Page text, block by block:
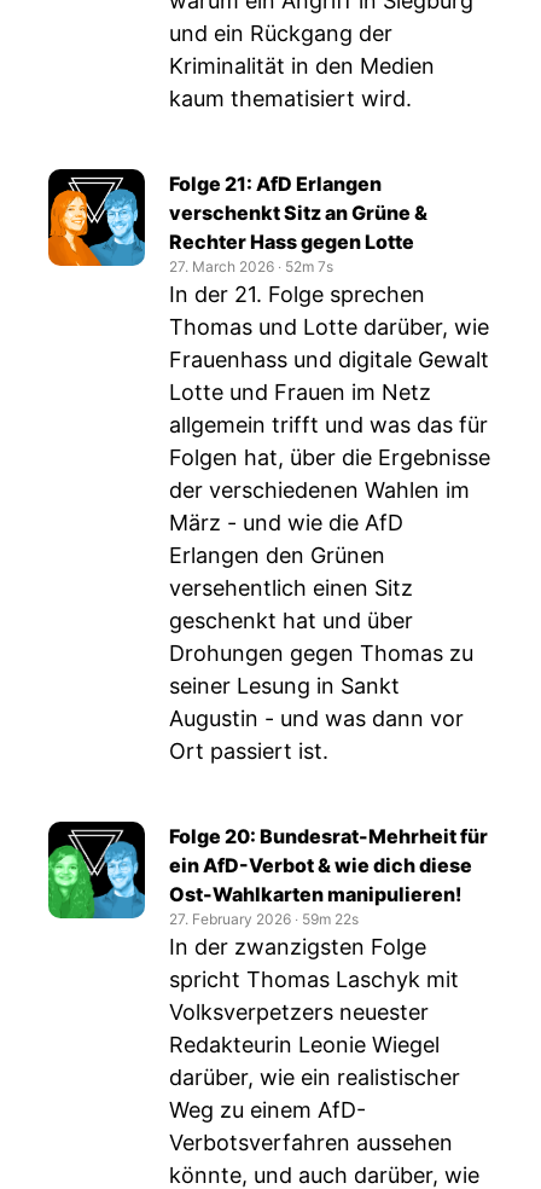
und ein Rückgang der
Kriminalität in den Medien
kaum thematisiert wird.
Folge 21: AfD Erlangen
verschenkt Sitz an Grüne &
Rechter Hass gegen Lotte
27. March 2026 ‧ 52m 7s
In der 21. Folge sprechen
Thomas und Lotte darüber, wie
Frauenhass und digitale Gewalt
Lotte und Frauen im Netz
allgemein trifft und was das für
Folgen hat, über die Ergebnisse
der verschiedenen Wahlen im
März - und wie die AfD
Erlangen den Grünen
versehentlich einen Sitz
geschenkt hat und über
Drohungen gegen Thomas zu
seiner Lesung in Sankt
Augustin - und was dann vor
Ort passiert ist.
Folge 20: Bundesrat-Mehrheit für
ein AfD-Verbot & wie dich diese
Ost-Wahlkarten manipulieren!
27. February 2026 ‧ 59m 22s
In der zwanzigsten Folge
spricht Thomas Laschyk mit
Volksverpetzers neuester
Redakteurin Leonie Wiegel
darüber, wie ein realistischer
Weg zu einem AfD-
Verbotsverfahren aussehen
könnte, und auch darüber, wie